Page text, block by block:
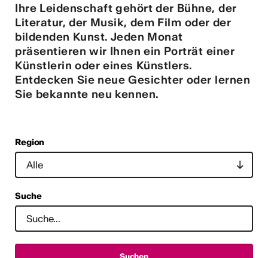
...
Ihre Leidenschaft gehört der Bühne, der
Literatur, der Musik, dem Film oder der
bildenden Kunst. Jeden Monat
präsentieren wir Ihnen ein Porträt einer
Künstlerin oder eines Künstlers.
Entdecken Sie neue Gesichter oder lernen
Sie bekannte neu kennen.
Region
Suche